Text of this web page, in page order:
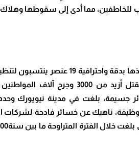
للخاطفين، مما أدى إلى سقوطها
أدت العملية التي خطط لها ونفذها بدقة واحترافية 19
بزعامة أسامة بن لادن، إلى مقتل أزيد من 3000 وجرح
المدينة 146 ألف وظيفة، ناهيك عن خسائر فادحة